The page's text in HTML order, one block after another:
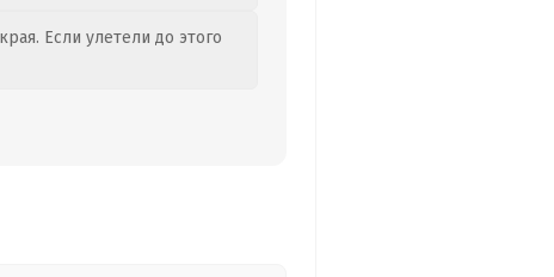
Если улетели до этого